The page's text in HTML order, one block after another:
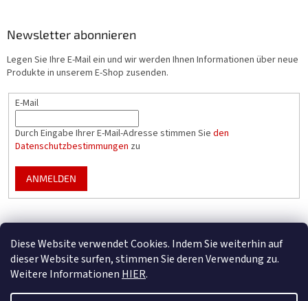
Diese Website verwendet Cookies. Indem Sie weiterhin auf
dieser Website surfen, stimmen Sie deren Verwendung zu.
Weitere Informationen HIER.
Newsletter abonnieren
Legen Sie Ihre E-Mail ein und wir werden Ihnen Informationen über neue
Produkte in unserem E-Shop zusenden.
E-Mail
Durch Eingabe Ihrer E-Mail-Adresse stimmen Sie den
Datenschutzbestimmungen zu
ANMELDEN
Konfigurator für Poolüberdachungen